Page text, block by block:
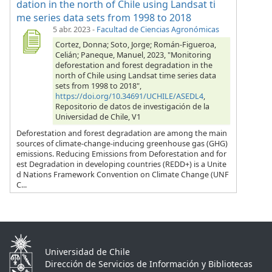
dation in the north of Chile using Landsat ti
me series data sets from 1998 to 2018
5 abr. 2023- Facultad de Ciencias Agronómicas
Cortez, Donna; Soto, Jorge; Román-Figueroa,
Celián; Paneque, Manuel, 2023, "Monitoring
deforestation and forest degradation in the
north of Chile using Landsat time series data
sets from 1998 to 2018",
https://doi.org/10.34691/UCHILE/ASEDL4,
Repositorio de datos de investigación de la
Universidad de Chile, V1
Deforestation and forest degradation are among the main
sources of climate-change-inducing greenhouse gas (GHG)
emissions. Reducing Emissions from Deforestation and for
est Degradation in developing countries (REDD+) is a Unite
d Nations Framework Convention on Climate Change (UNF
C...
Universidad de Chile
Dirección de Servicios de Información y Bibliotecas